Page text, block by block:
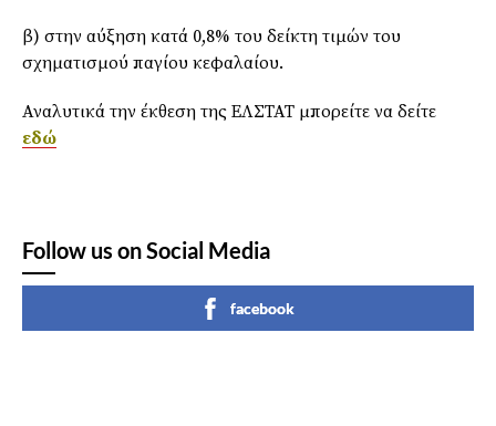
β) στην αύξηση κατά 0,8% του δείκτη τιμών του
σχηματισμού παγίου κεφαλαίου.
Αναλυτικά την έκθεση της ΕΛΣΤΑΤ μπορείτε να δείτε
εδώ
Follow us on Social Media
facebook